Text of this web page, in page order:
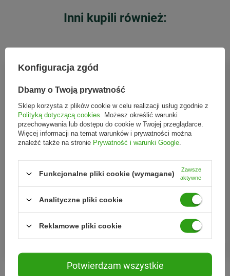
Inni kupili również:
11,84 zł
Herbapol − Syrop z porostu
islandzkiego − 100 ml
11,69 zł
Konfiguracja zgód
Dbamy o Twoją prywatność
Sklep korzysta z plików cookie w celu realizacji usług zgodnie z
Polityką dotyczącą cookies . Możesz określić warunki
przechowywania lub dostępu do cookie w Twojej przeglądarce.
Więcej informacji na temat warunków i prywatności można
znaleźć także na stronie Prywatność i warunki Google
Funkcjonalne pliki cookie (wymagane)
Zawsze
aktywne
Analityczne pliki cookie
Reklamowe pliki cookie
Potwierdzam wszystkie